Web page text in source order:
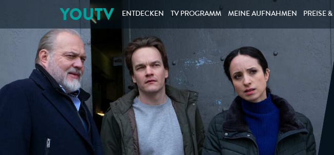
YOUTV ENTDECKEN TV PROGRAMM MEINE AUFNAHMEN PREISE &